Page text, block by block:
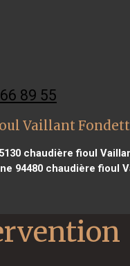
89 55
Vaillant
chaudière fioul
94480 chaudière fioul